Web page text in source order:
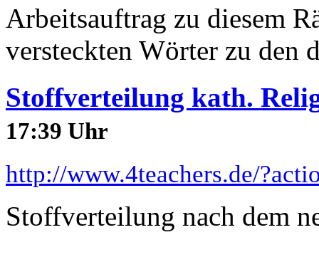
Arbeitsauftrag zu diesem
versteckten Wörter zu den
Stoffverteilung kath.
17:39 Uhr
http://www.4teachers.de/
Stoffverteilung nach dem